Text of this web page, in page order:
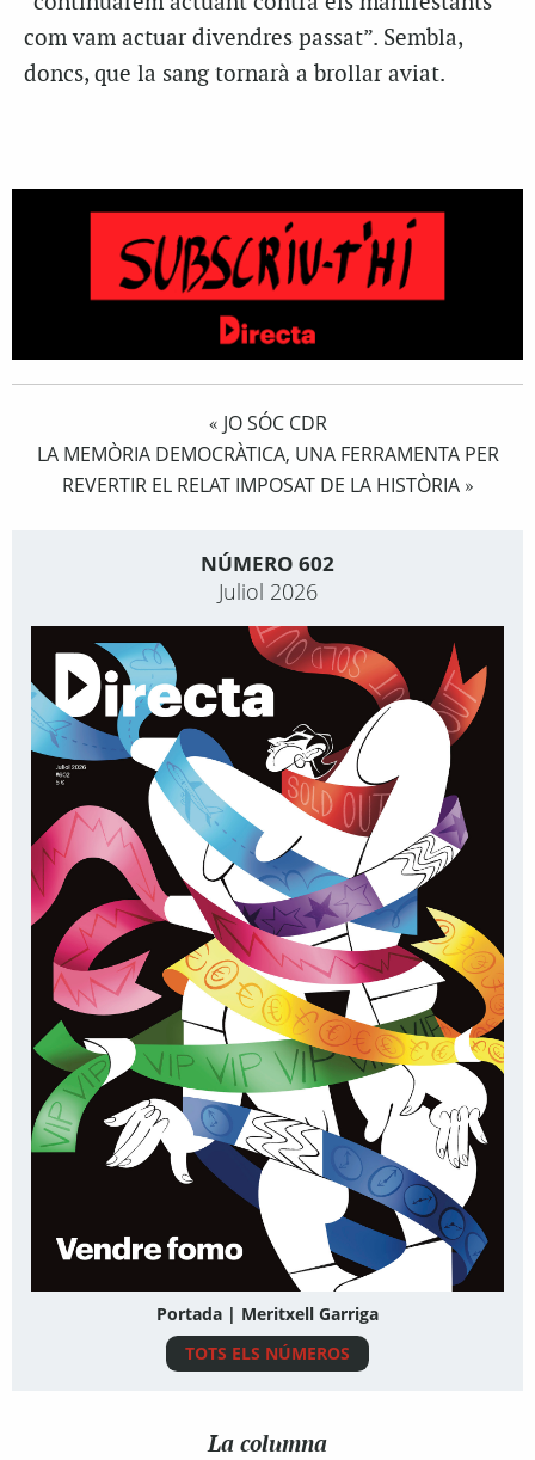
com vam actuar divendres passat”. Sembla,
doncs, que la sang tornarà a brollar aviat.
« JO SÓC CDR
LA MEMÒRIA DEMOCRÀTICA, UNA FERRAMENTA PER
REVERTIR EL RELAT IMPOSAT DE LA HISTÒRIA»
NÚMERO 602
Juliol 2026
Portada | Meritxell Garriga
TOTS ELS NÚMEROS
La columna